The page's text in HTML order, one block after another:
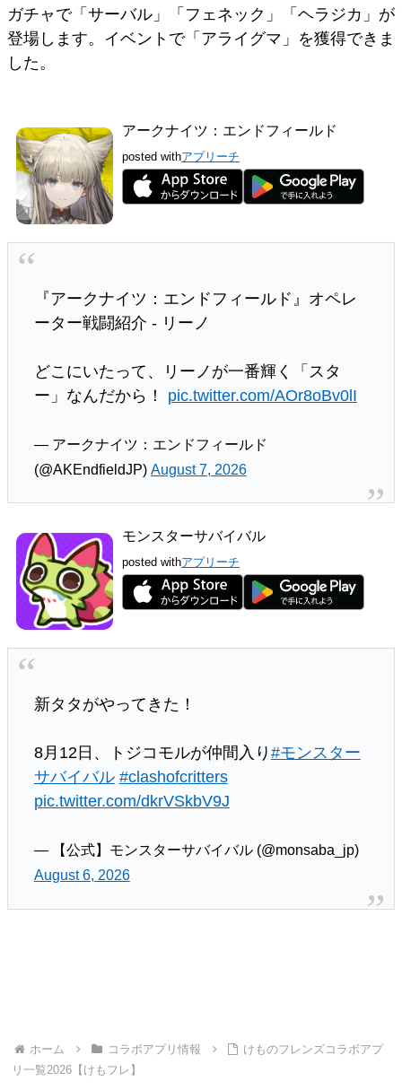
ガチャで「サーバル」「フェネック」「ヘラジカ」が
登場します。イベントで「アライグマ」を獲得できま
した。
アークナイツ：エンドフィールド
posted withアプリーチ
『アークナイツ：エンドフィールド』オペレ
ーター戦闘紹介 - リーノ
どこにいたって、リーノが一番輝く「スタ
ー」なんだから！ pic.twitter.com/AOr8oBv0lI
— アークナイツ：エンドフィールド
(@AKEndfieldJP) August 7, 2026
モンスターサバイバル
posted withアプリーチ
新タタがやってきた！
8月12日、トジコモルが仲間入り #モンスター
サバイバル #clashofcritters
pic.twitter.com/dkrVSkbV9J
— 【公式】モンスターサバイバル (@monsaba_jp)
August 6, 2026
ホーム コラボアプリ情報
けものフレンズコラボアプ
リ一覧2026【けもフレ】